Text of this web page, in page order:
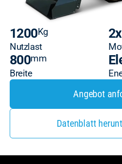
1200Kg
Nutzlast
800mm
Breite
Angebot
Datenblatt